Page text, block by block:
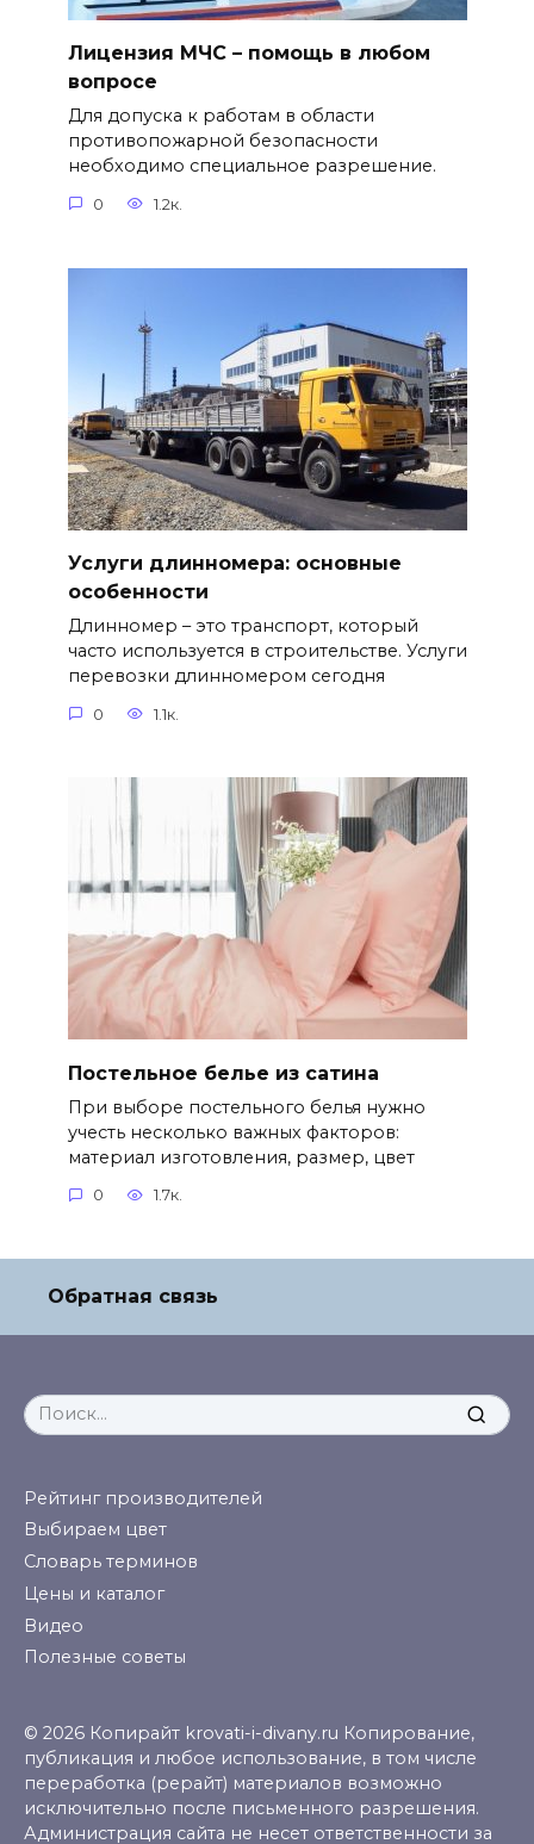
Лицензия МЧС – помощь в любом
вопросе
Для допуска к работам в области
противопожарной безопасности
необходимо специальное разрешение.
0 1.2к.
Услуги длинномера: основные
особенности
Длинномер – это транспорт, который
часто используется в строительстве. Услуги
перевозки длинномером сегодня
0 1.1к.
Постельное белье из сатина
При выборе постельного белья нужно
учесть несколько важных факторов:
материал изготовления, размер, цвет
0 1.7к.
Обратная связь
Search
for:
Рейтинг производителей
Выбираем цвет
Словарь терминов
Цены и каталог
Видео
Полезные советы
© 2026 Копирайт krovati-i-divany.ru Копирование,
публикация и любое использование, в том числе
переработка (рерайт) материалов возможно
исключительно после письменного разрешения.
Администрация сайта не несет ответственности за